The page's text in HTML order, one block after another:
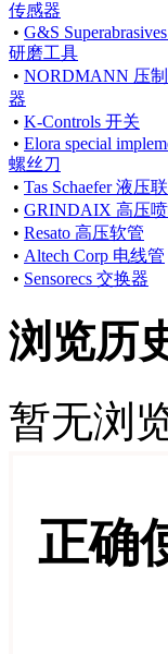
传感器
• G&S
研磨工具
• NORDMANN 压
器
• K-Controls 开关
• Elora special
螺丝刀
• Tas Schaefer 液压
• GRINDAIX 高压
• Resato 高压软管
• Altech Corp 电线管
• Sensorecs 交换器
浏览历
暂无浏
正确